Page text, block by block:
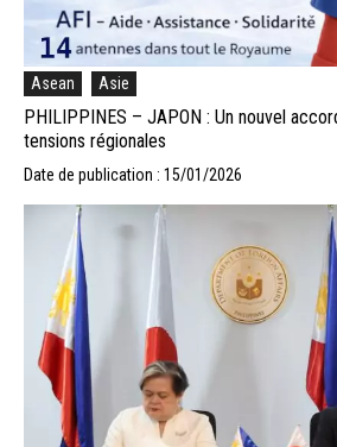
Asean Asie
PHILIPPINES – JAPON : Un nouvel
tensions régionales
Date de publication : 15/01/2026